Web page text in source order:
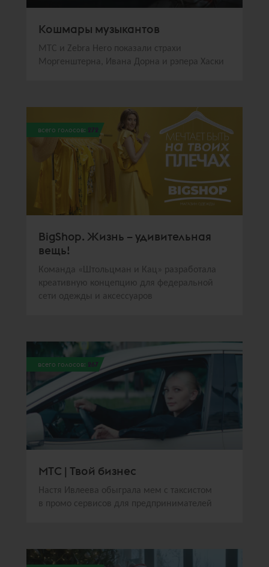
Кошмары музыкантов
МТС и Zebra Hero показали страхи
Моргенштерна, Ивана Дорна и рэпера Хаски
всего голосов: 272
BigShop. Жизнь – удивительная
вещь!
Команда «Штольцман и Кац» разработала
креативную концепцию для федеральной
сети одежды и аксессуаров
всего голосов: 267
МТС | Твой бизнес
Настя Ивлеева обыграла мем с таксистом
в промо сервисов для предпринимателей